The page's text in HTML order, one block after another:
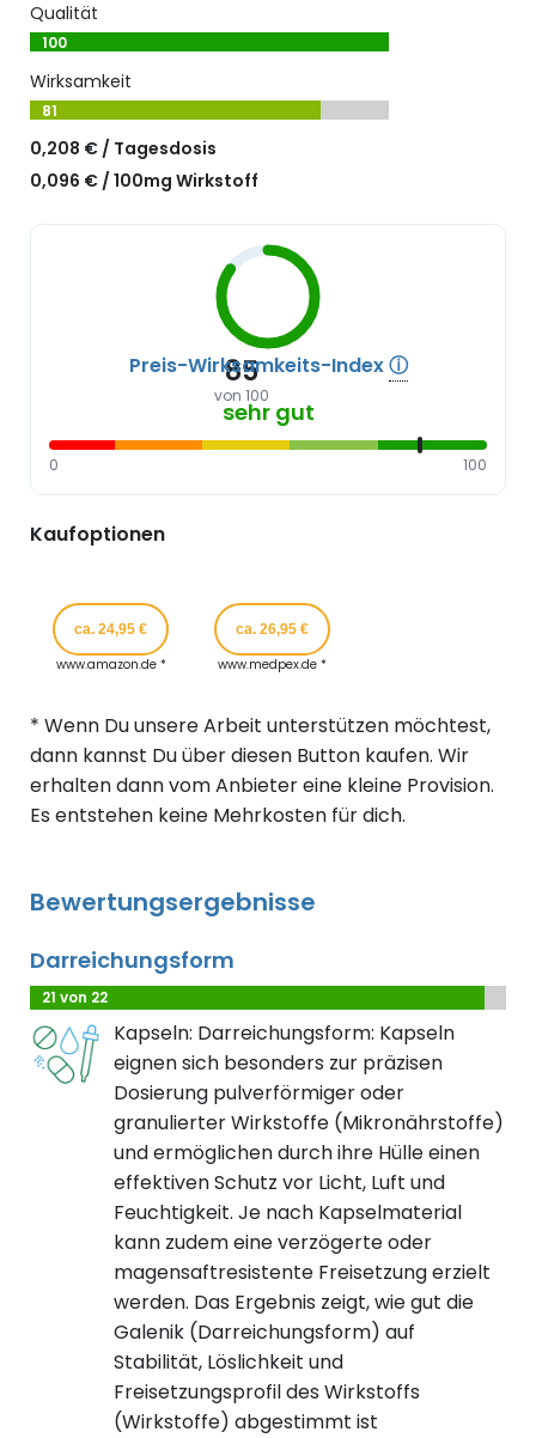
Qualität
100
Wirksamkeit
81
0,208 € / Tagesdosis
0,096 € / 100mg Wirkstoff
85
von 100
Preis-Wirksamkeits-Indexⓘ
sehr gut
0 100
Kaufoptionen
ca. 24,95 €
www.amazon.de *
ca. 26,95 €
www.medpex.de *
* Wenn Du unsere Arbeit unterstützen möchtest,
dann kannst Du über diesen Button kaufen. Wir
erhalten dann vom Anbieter eine kleine Provision.
Es entstehen keine Mehrkosten für dich.
Bewertungsergebnisse
Darreichungsform
21 von 22
Kapseln: Darreichungsform: Kapseln
eignen sich besonders zur präzisen
Dosierung pulverförmiger oder
granulierter Wirkstoffe (Mikronährstoffe)
und ermöglichen durch ihre Hülle einen
effektiven Schutz vor Licht, Luft und
Feuchtigkeit. Je nach Kapselmaterial
kann zudem eine verzögerte oder
magensaftresistente Freisetzung erzielt
werden. Das Ergebnis zeigt, wie gut die
Galenik (Darreichungsform) auf
Stabilität, Löslichkeit und
Freisetzungsprofil des Wirkstoffs
(Wirkstoffe) abgestimmt ist